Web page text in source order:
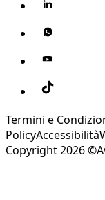
Termini e
PolicyAccessibilità
Copyright 2026